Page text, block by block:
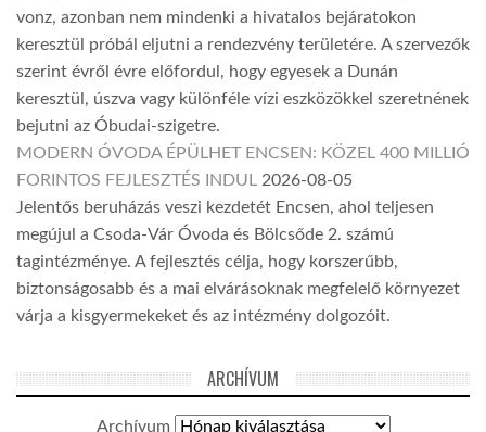
vonz, azonban nem mindenki a hivatalos bejáratokon
keresztül próbál eljutni a rendezvény területére. A szervezők
szerint évről évre előfordul, hogy egyesek a Dunán
keresztül, úszva vagy különféle vízi eszközökkel szeretnének
bejutni az Óbudai-szigetre.
MODERN ÓVODA ÉPÜLHET ENCSEN: KÖZEL 400 MILLIÓ
FORINTOS FEJLESZTÉS INDUL 2026-08-05
Jelentős beruházás veszi kezdetét Encsen, ahol teljesen
megújul a Csoda-Vár Óvoda és Bölcsőde 2. számú
tagintézménye. A fejlesztés célja, hogy korszerűbb,
biztonságosabb és a mai elvárásoknak megfelelő környezet
várja a kisgyermekeket és az intézmény dolgozóit.
ARCHÍVUM
Archívum